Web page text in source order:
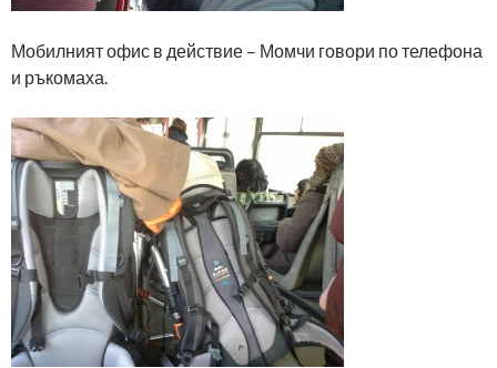
Мобилният офис в действие – Момчи говори по телефона
и ръкомаха.